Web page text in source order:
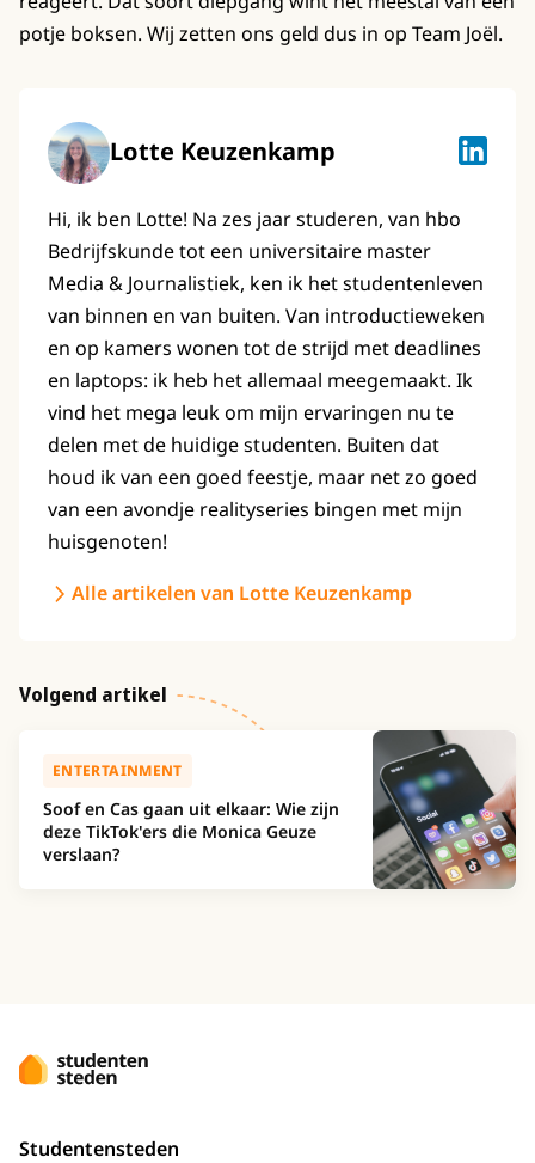
potje boksen. Wij zetten ons geld dus in op Team Joël.
Lotte Keuzenkamp Lotte
Hi, ik ben Lotte! Na zes jaar studeren, van hbo
Bedrijfskunde tot een universitaire master
Media & Journalistiek, ken ik het studentenleven
van binnen en van buiten. Van introductieweken
en op kamers wonen tot de strijd met deadlines
en laptops: ik heb het allemaal meegemaakt. Ik
vind het mega leuk om mijn ervaringen nu te
delen met de huidige studenten. Buiten dat
houd ik van een goed feestje, maar net zo goed
van een avondje realityseries bingen met mijn
huisgenoten!
Alle artikelen van Lotte Keuzenkamp
Volgend artikel
ENTERTAINMENT
Soof en Cas gaan uit elkaar: Wie zijn
deze TikTok'ers die Monica Geuze
verslaan?
Studentensteden